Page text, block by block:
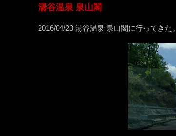
湯谷温泉 泉山閣
2016/04/23 湯谷温泉 泉山閣に行ってきた。